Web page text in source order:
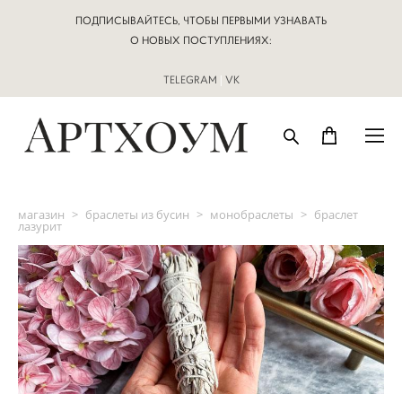
ПОДПИСЫВАЙТЕСЬ, ЧТОБЫ ПЕРВЫМИ УЗНАВАТЬ
О НОВЫХ ПОСТУПЛЕНИЯХ:
TELEGRAM | VK
магазин > браслеты из бусин > монобраслеты > браслет
лазурит